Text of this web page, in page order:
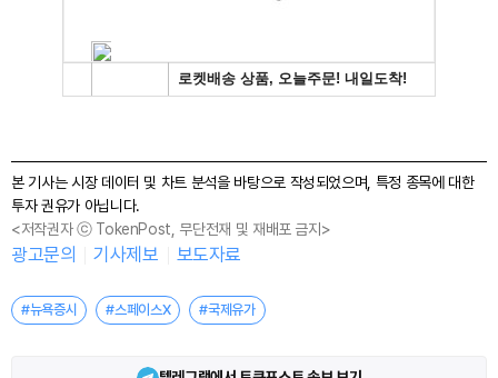
본 기사는 시장 데이터 및 차트 분석을 바탕으로 작성되었으며, 특정 종목에 대한
투자 권유가 아닙니다.
<저작권자 ⓒ TokenPost, 무단전재 및 재배포 금지>
광고문의 기사제보 보도자료
#뉴욕증시 #스페이스X #국제유가